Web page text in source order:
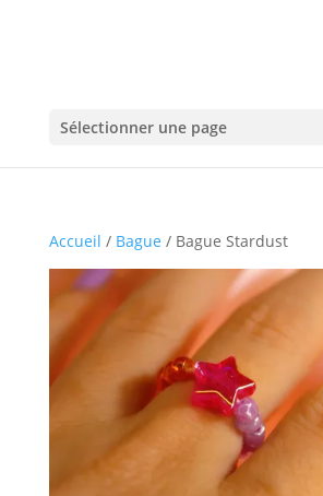
Sélectionner une page
Accueil / Bague / Bague Stardust